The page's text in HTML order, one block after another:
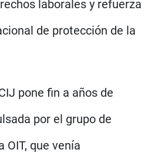
laborales y refuerza
de protección de la
pone fin a años de
por el grupo de
OIT, que venía